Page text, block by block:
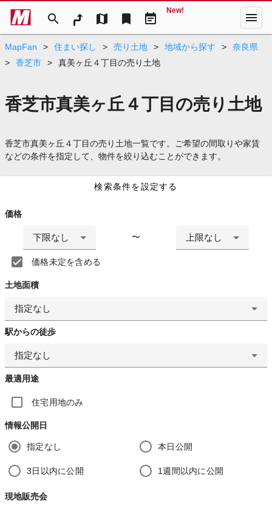
search map bookmark event_note
New! menu
MapFan > 住まい探し > 売り土地 > 地域から探す >
奈良県
>
香芝市 > 真美ヶ丘４丁目の売り土地
香芝市真美ヶ丘４丁目の売り土地
香芝市真美ヶ丘４丁目の売り土地一覧です。ご希望の間取りや家賃
などの条件を指定して、物件を絞り込むことができます。
検索条件を設定する
価格
下限なし 〜 上限なし
価格未定を含める
土地面積
指定なし
駅からの徒歩
指定なし
最適用途
住宅用地のみ
情報公開日
指定なし 本日公開
3日以内に公開 1週間以内に公開
現地販売会